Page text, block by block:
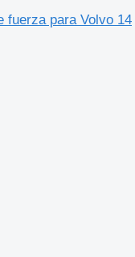
fuerza para Volvo 14